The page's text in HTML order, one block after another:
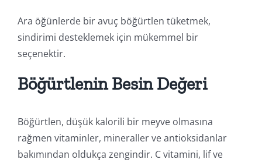
Ara öğünlerde bir avuç böğürtlen tüketmek,
sindirimi desteklemek için mükemmel bir
seçenektir.
Böğürtlenin Besin Değeri
Böğürtlen, düşük kalorili bir meyve olmasına
rağmen vitaminler, mineraller ve antioksidanlar
bakımından oldukça zengindir. C vitamini, lif ve